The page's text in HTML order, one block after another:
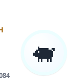
🐖